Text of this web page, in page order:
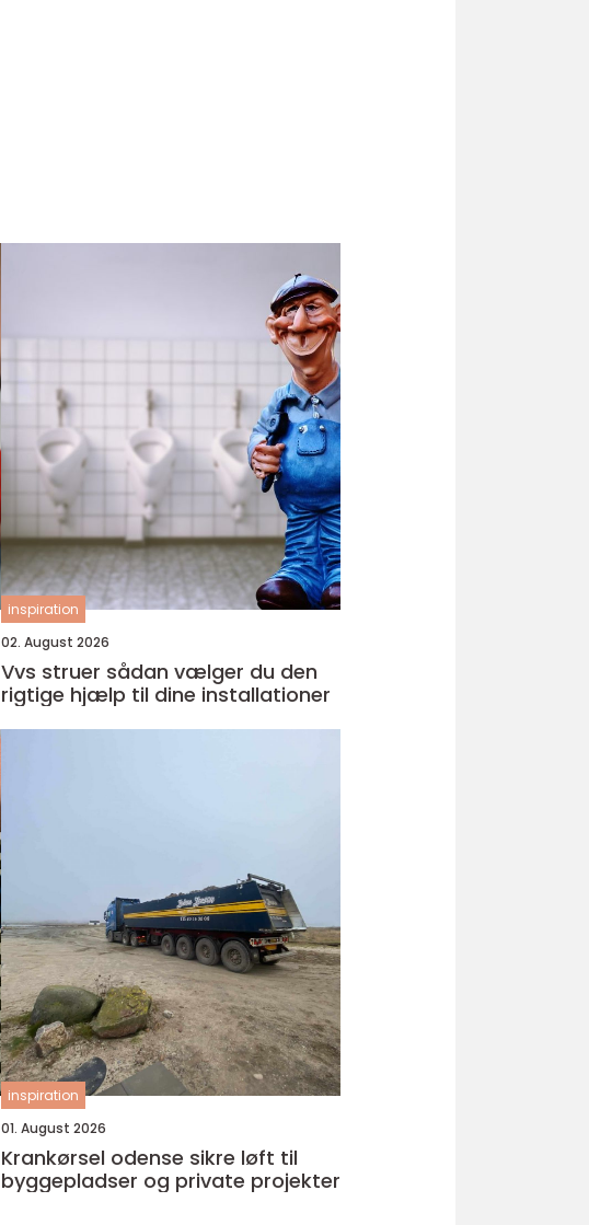
inspiration
02. August 2026
Vvs struer sådan vælger du den
rigtige hjælp til dine installationer
inspiration
01. August 2026
Krankørsel odense sikre løft til
byggepladser og private projekter